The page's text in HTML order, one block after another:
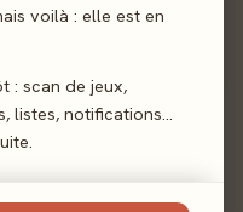
voilà : elle est en
: scan de jeux,
listes, notifications…
30 janvier 2026